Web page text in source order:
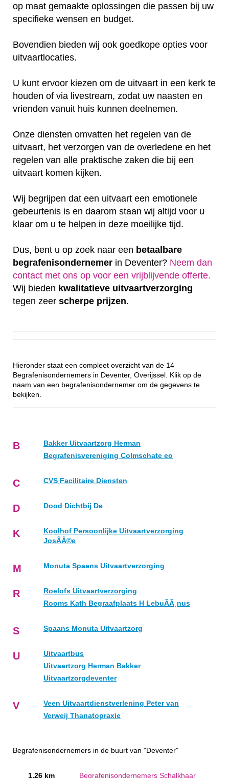
op maat gemaakte oplossingen die passen bij uw
specifieke wensen en budget.
Bovendien bieden wij ook goedkope opties voor
uitvaartlocaties.
U kunt ervoor kiezen om de uitvaart in een kerk te
houden of via livestream, zodat uw naasten en
vrienden vanuit huis kunnen deelnemen.
Onze diensten omvatten het regelen van de
uitvaart, het verzorgen van de overledene en het
regelen van alle praktische zaken die bij een
uitvaart komen kijken.
Wij begrijpen dat een uitvaart een emotionele
gebeurtenis is en daarom staan wij altijd voor u
klaar om u te helpen in deze moeilijke tijd.
Dus, bent u op zoek naar een betaalbare
begrafenisondernemer in Deventer? Neem dan
contact met ons op voor een vrijblijvende offerte‎.
Wij bieden kwalitatieve uitvaartverzorging
tegen zeer scherpe prijzen.
Hieronder staat een compleet overzicht van de 14
Begrafenisondernemers in Deventer, Overijssel. Klik op de
naam van een begrafenisondernemer om de gegevens te
bekijken.
B
Bakker Uitvaartzorg Herman
Begrafenisvereniging Colmschate eo
C CVS Facilitaire Diensten
D Dood Dichtbij De
K
Koolhof Persoonlijke Uitvaartverzorging
JosÃÂ©e
M Monuta Spaans Uitvaartverzorging
R
Roelofs Uitvaartverzorging
Rooms Kath Begraafplaats H LebuÃÃ¸nus
S Spaans Monuta Uitvaartzorg
U
Uitvaartbus
Uitvaartzorg Herman Bakker
Uitvaartzorgdeventer
V
Veen Uitvaartdienstverlening Peter van
Verweij Thanatopraxie
Begrafenisondernemers in de buurt van "Deventer"
1.26 km Begrafenisondernemers Schalkhaar